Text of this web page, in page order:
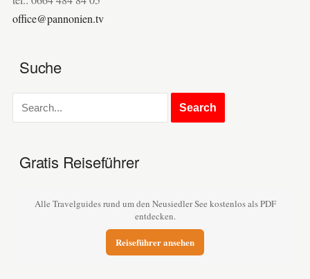
office@pannonien.tv
Suche
Gratis Reiseführer
Alle Travelguides rund um den Neusiedler See kostenlos als PDF
entdecken.
Reiseführer ansehen